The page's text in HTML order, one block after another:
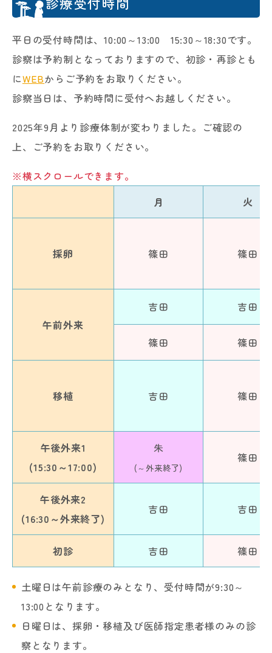
平日の受付時間は、10:00～13:00 15:30～18:30です。
診察は予約制となっておりますので、初診・再診とも
にWEBからご予約をお取りください。
診察当日は、予約時間に受付へお越しください。
2025年9月より診療体制が変わりました。ご確認の
上、ご予約をお取りください。
※横スクロールできます。
月
火
採卵 篠田 篠田
午前外来
吉田 吉田
篠田 篠田
移植 吉田 篠田
午後外来1
(15:30～17:00)
朱
(～外来終了)
篠田
午後外来2
(16:30～外来終了)
吉田 吉田
初診 吉田 篠田
土曜日は午前診療のみとなり、受付時間が9:30～
13:00となります。
日曜日は、採卵・移植及び医師指定患者様のみの診
察となります。